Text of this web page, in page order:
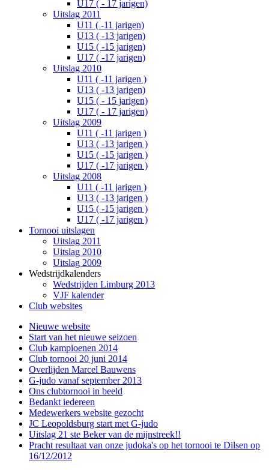
U17 ( - 17 jarigen)
Uitslag 2011
U11 ( -11 jarigen)
U13 ( -13 jarigen)
U15 ( -15 jarigen)
U17 ( -17 jarigen)
Uitslag 2010
U11 ( -11 jarigen )
U13 ( -13 jarigen)
U15 ( - 15 jarigen)
U17 ( - 17 jarigen)
Uitslag 2009
U11 ( -11 jarigen )
U13 ( -13 jarigen )
U15 ( -15 jarigen )
U17 ( -17 jarigen )
Uitslag 2008
U11 ( -11 jarigen )
U13 ( -13 jarigen )
U15 ( -15 jarigen )
U17 ( -17 jarigen )
Tornooi uitslagen
Uitslag 2011
Uitslag 2010
Uitslag 2009
Wedstrijdkalenders
Wedstrijden Limburg 2013
VJF kalender
Club websites
Nieuwe website
Start van het nieuwe seizoen
Club kampioenen 2014
Club tornooi 20 juni 2014
Overlijden Marcel Bauwens
G-judo vanaf september 2013
Ons clubtornooi in beeld
Bedankt iedereen
Medewerkers website gezocht
JC Leopoldsburg start met G-judo
Uitslag 21 ste Beker van de mijnstreek!!
Pracht resultaat van onze judoka's op het tornooi te Dilsen op
16/12/2012